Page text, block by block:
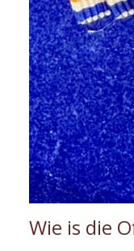
Wie is die